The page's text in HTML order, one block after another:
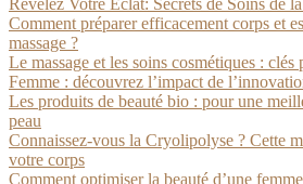
Révélez Votre Éclat: Secrets de Soins de
Comment préparer efficacement corps et
massage ?
Le massage et les soins cosmétiques :
Femme : découvrez l’impact de
Les produits de beauté bio : pour une
peau
Connaissez-vous la Cryolipolyse ? Cette
votre corps
Comment optimiser la beauté d’une